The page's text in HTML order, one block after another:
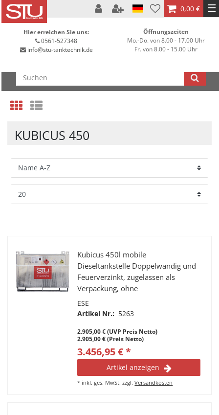
0,00 € ☰
Hier erreichen Sie uns:
0561-527348
info@stu-tanktechnik.de
Öffnungszeiten
Mo.-Do. von 8.00 - 17.00 Uhr
Fr. von 8.00 - 15.00 Uhr
KUBICUS 450
Kubicus 450l mobile
Dieseltankstelle Doppelwandig und
Feuerverzinkt, zugelassen als
Verpackung, ohne
Transporteinschränkung und ohne
wiederkehrende Prüfung !
ESE
Artikel Nr.: 5263
2.905,00 €(UVP Preis Netto)
2.905,00 € (Preis Netto)
3.456,95 € *
Artikel anzeigen
* inkl. ges. MwSt. zzgl.Versandkosten